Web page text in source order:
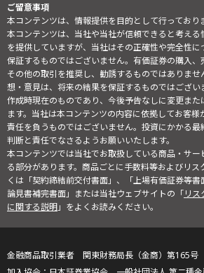
ご留意事項
本コンテンツは、情報提供を目的として行っており
本コンテンツは、当社や当社が信頼できると考え
を提供していますが、当社はその正確性や完全性
保証するものではございません。有価証券の購入、
その他の取引を推奨し、勧誘するものではありま
想・意見は、将来の結果を保証するものではござ
作成時現在のものであり、今後予告なしに変更ま
ます。当社は本コンテンツの内容に依拠してお客
責任を負うものではございません。投資にかかる
判断と責任でなさるようお願いいたします。
本コンテンツでは当社でお取扱している商品・サ
る部分があります。商品ごとに手数料等およびリ
くは「契約締結前交付書面」、「上場有価証券等
論見書補完書面」または当社ウェブサイトの「リ
に関する説明」をよくお読みください。
金融商品取引業者 関東財務局長（金商）第165号